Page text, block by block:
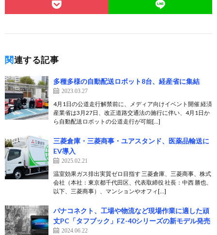
関連する記事
多種多様の自動配送ロボット8台、経産省に集結
2023.03.27
4月1日の公道走行解禁前に、メディア向けイベント開催 経済
産業省は3月27日、改正道路交通法の施行に伴い、4月1日か
ら自動配送ロボットの公道走行が可能[…]
三菱倉庫・三菱商事・ユアスタンド、医薬品輸送に
EV導入
2025.02.21
温室効果ガス排出実質ゼロ目指す 三菱倉庫、三菱商事、株式
会社（本社：東京都千代田区、代表取締役 社長：中西 勝也、
以下、三菱商事）、マンションやオフィ[…]
パナコネクト、工場や物流など現場作業に適した頑
丈PC「タフブック」FZ-40シリーズの新モデル発売
2024.06.22